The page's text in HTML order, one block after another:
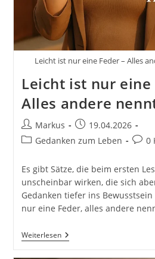
Aus
Der
Komfortzone
Und
Rein
Das
Lebenskunst
Kontinuierliche
Verbesserung
Im
Alltag.
Leicht ist nur eine Feder – Alles
Leicht ist nur eine
Alles andere
Beitrags-
Autor:
Markus
Beitrag
veröffentlicht:
19.04.2026
Beitrags-
Gedanken zum Leben 0
Es gibt Sätze, die beim ersten
unscheinbar wirken, die sich
Gedanken tiefer ins
nur eine Feder, alles andere
WeiterlesenLeicht
Ist